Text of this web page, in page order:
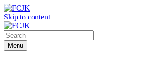
Skip to content
Menu